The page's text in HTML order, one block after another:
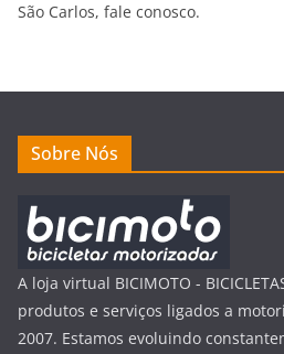
São Carlos, fale conosco.
Sobre Nós
A loja virtual BICIMOTO -
produtos e serviços ligados a
2007. Estamos evoluindo